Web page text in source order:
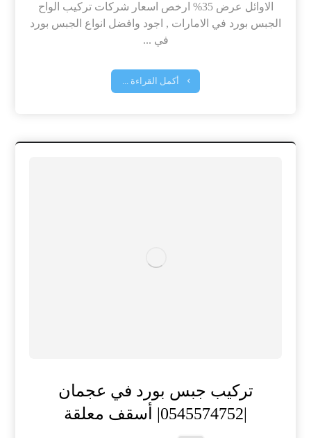
الاوائل عرض 35% ارخص اسعار شركات تركيب الواح
الجبس بورد في الامارات , اجود وافضل انواع الجبس بورد
في ...
أكمل القراءة ...
تركيب جبس بورد في عجمان